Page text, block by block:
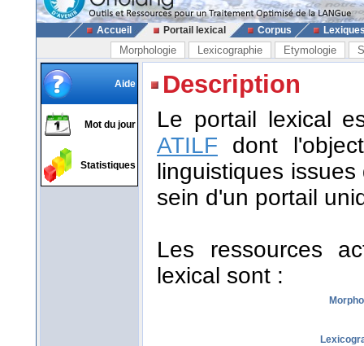
Accueil Portail lexical Corpus
Morphologie Lexicographie Etymologie
Aide
Mot du jour
Statistiques
Description
Le portail lexical
ATILF dont
linguistiques
sein d'un portail
Les ressources
lexical sont :